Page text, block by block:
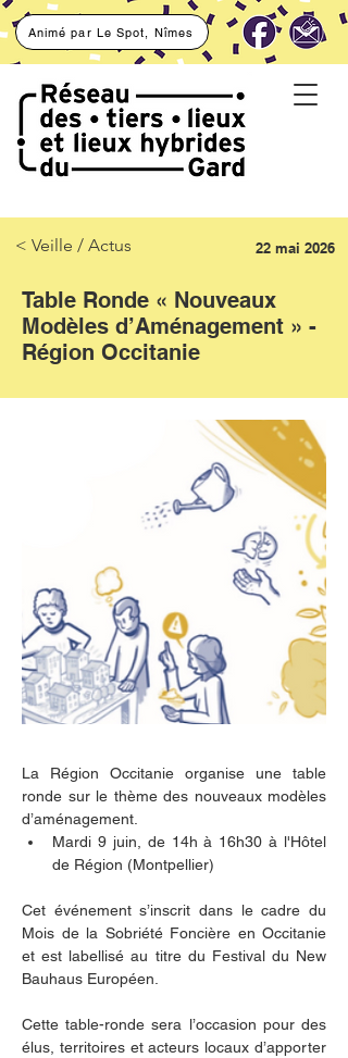
Animé par Le Spot, Nîmes
< Veille / Actus 22 mai 2026
Table Ronde « Nouveaux
Modèles d’Aménagement » -
Région Occitanie
La Région Occitanie organise une table
ronde sur le thème des nouveaux modèles
d’aménagement.
Mardi 9 juin, de 14h à 16h30 à l'Hôtel
de Région (Montpellier)
Cet événement s’inscrit dans le cadre du
Mois de la Sobriété Foncière en Occitanie
et est labellisé au titre du Festival du New
Bauhaus Européen.
Cette table-ronde sera l’occasion pour des
élus, territoires et acteurs locaux d’apporter